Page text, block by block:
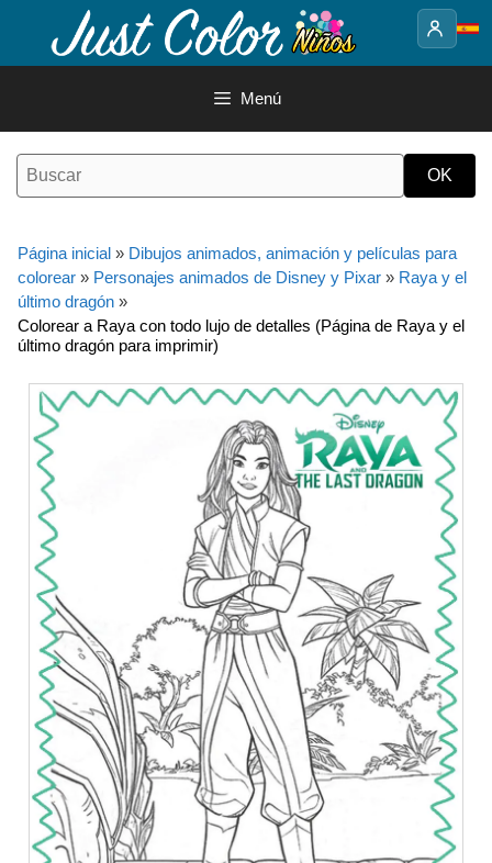
contenido
Menú
Página inicial » Dibujos animados, animación y películas para
colorear » Personajes animados de Disney y Pixar » Raya y el
último dragón »
Colorear a Raya con todo lujo de detalles (Página de Raya y el
último dragón para imprimir)